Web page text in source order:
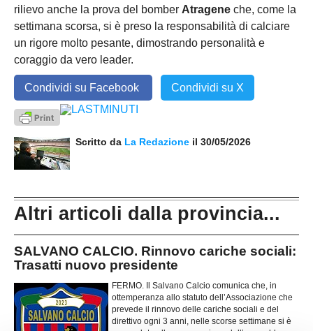
rilievo anche la prova del bomber Atragene che, come la
settimana scorsa, si è preso la responsabilità di calciare
un rigore molto pesante, dimostrando personalità e
coraggio da vero leader.
Condividi su Facebook Condividi su X
Scritto da La Redazione il 30/05/2026
Altri articoli dalla provincia...
SALVANO CALCIO. Rinnovo cariche sociali:
Trasatti nuovo presidente
FERMO. Il Salvano Calcio comunica che, in
ottemperanza allo statuto dell’Associazione che
prevede il rinnovo delle cariche sociali e del
direttivo ogni 3 anni, nelle scorse settimane si è